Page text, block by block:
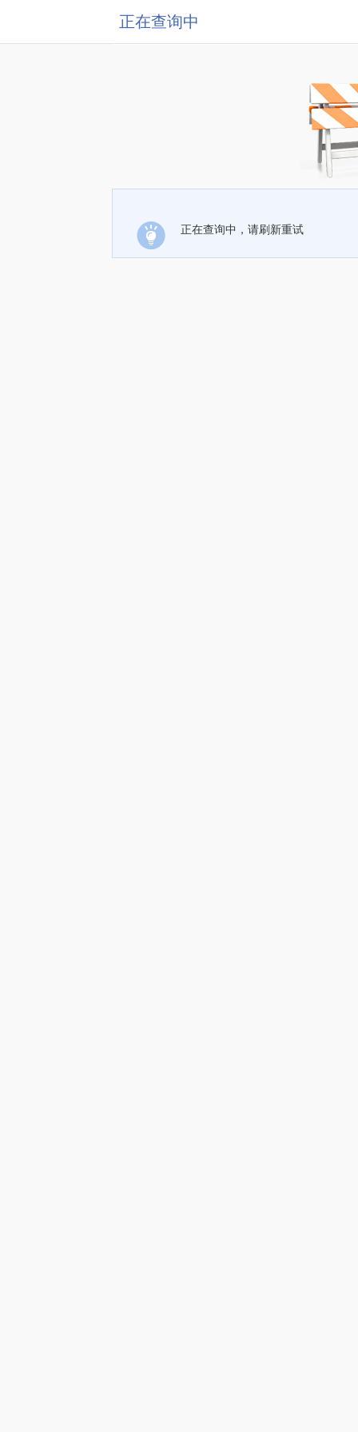
正在查询中
正在查询中，请刷新重试